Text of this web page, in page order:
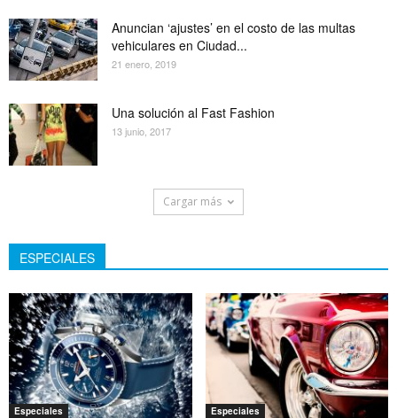
Anuncian ‘ajustes’ en el costo de las multas
vehiculares en Ciudad...
21 enero, 2019
Una solución al Fast Fashion
13 junio, 2017
Cargar más
ESPECIALES
Especiales Especiales